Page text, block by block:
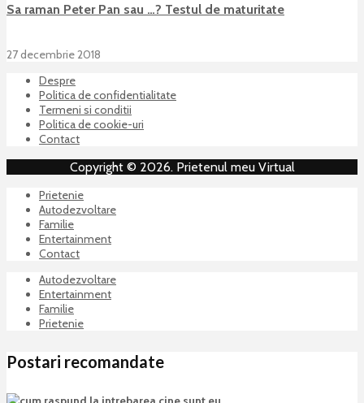
Sa raman Peter Pan sau …? Testul de maturitate
27 decembrie 2018
Despre
Politica de confidentialitate
Termeni si conditii
Politica de cookie-uri
Contact
Copyright © 2026. Prietenul meu Virtual
Prietenie
Autodezvoltare
Familie
Entertainment
Contact
Autodezvoltare
Entertainment
Familie
Prietenie
Postari recomandate